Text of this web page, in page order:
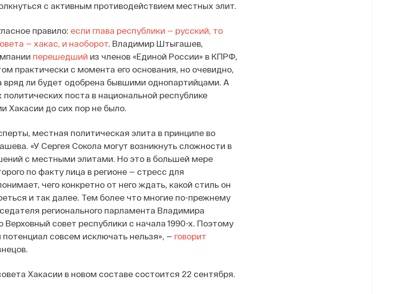
с активным противодействием местных элит.
правило: если глава республики — русский, то
— хакас, и наоборот. Владимир Штыгашев,
перешедший из членов «Единой России» в КПРФ,
практически с момента его основания, но очевидно,
вряд ли будет одобрена бывшими однопартийцами. А
политических поста в национальной республике
Хакасии до сих пор не было.
местная политическая элита в принципе во
«У Сергея Сокола могут возникнуть сложности в
с местными элитами. Но это в большей мере
по факту лица в регионе — стресс для
чего конкретно от него ждать, какой стиль он
и так далее. Тем более что многие по-прежнему
регионального парламента Владимира
совет республики с начала 1990-х. Поэтому
совсем исключать нельзя», — говорит
Хакасии в новом составе состоится 22 сентября.